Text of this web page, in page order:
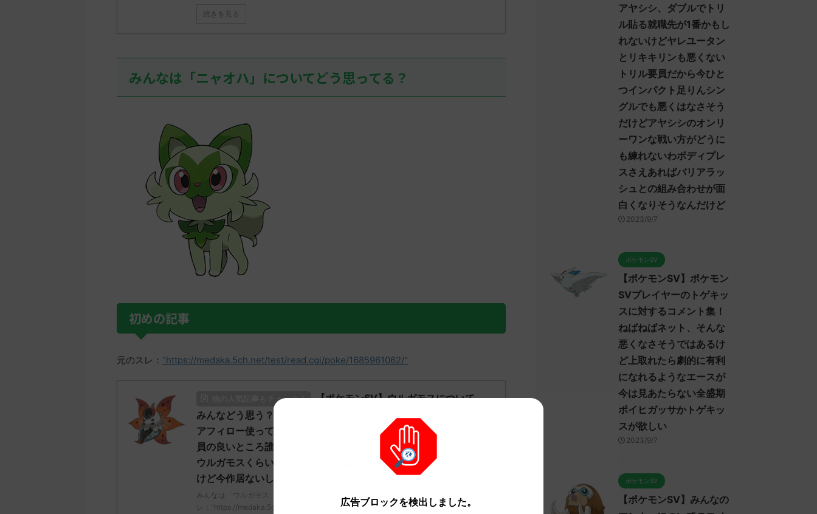
決めた！ (ｽﾌﾟｯｯ Sdbf-EFSw) ...
続きを見る
みんなは「ニャオハ」についてどう思ってる？
初めの記事
元のスレ： "https://medaka.5ch.net/test/read.cgi/poke/1685961062/"
他の人気記事もチェック！
【ポケモンSV】ウルガモスについて
みんなどう思う？みんなのコメントを公開！！！ 孵化要員ファイ
アフィロー使ってたんだけど、気分転換したくなった他の孵化要
員の良いところ誰か熱く語ってセキタンザン(トロッゴン)とか、
ウルガモスくらいだよね、今作剣盾だとシャンデラ使ってたんだ
けど今作居ないし寂しい
みんなは「ウルガモス」についてどう思ってる？ 初めの記事 元のス
レ："https://medaka.5ch.net/test/read.cgi/poke/1678061351/" 名無しさん762 7 ...
アヤシシ、ダブルでトリ
ル貼る就職先が1番かもし
れないけどヤレユータン
とリキキリンも悪くない
トリル要員だから今ひと
つインパクト足りんシン
グルでも悪くはなさそう
だけどアヤシシのオンリ
ーワンな戦い方がどうに
も練れないわボディプレ
スさえあればバリアラッ
シュとの組み合わせが面
白くなりそうなんだけど
2023/9/7
ポケモンSV
【ポケモンSV】ポケモン
SVプレイヤーのトゲキッ
スに対するコメント集！
ねばねばネット、そんな
悪くなさそうではあるけ
ど上取れたら劇的に有利
になれるようなエースが
今は見あたらない全盛期
ポイヒガッサかトゲキッ
スが欲しい
2023/9/7
ポケモンSV
【ポケモンSV】みんなの
広告ブロックを検出しました。